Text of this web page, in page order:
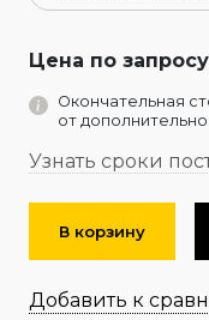
Цена по запросу
Окончательная
от
Узнать сроки
В корзину
Добавить к